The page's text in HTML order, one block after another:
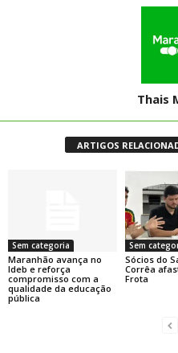
Thais
ARTIGOS
Sem categoria
Maranhão avança no
Ideb e reforça
compromisso com a
qualidade da educação
pública
Sem
Sócios do
Corrêa
Frota